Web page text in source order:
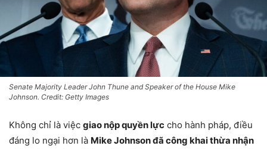
Senate Majority Leader John Thune and Speaker of the House Mike
Johnson. Credit: Getty Images
Không chỉ là việc giao nộp quyền lực cho hành pháp, điều
đáng lo ngại hơn là Mike Johnson đã công khai thừa nhận